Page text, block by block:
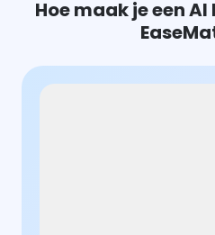
Hoe maak je een